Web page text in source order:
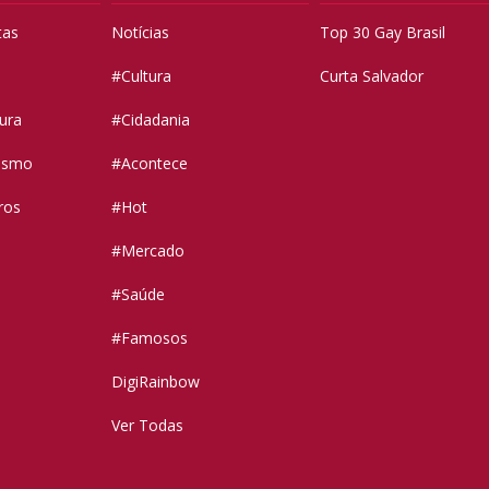
Notícias
#Cultura
#Cidadania
#Acontece
#Hot
#Mercado
#Saúde
#Famosos
DigiRainbow
Ver Todas
Top 30 Gay Brasil
Curta Salvador